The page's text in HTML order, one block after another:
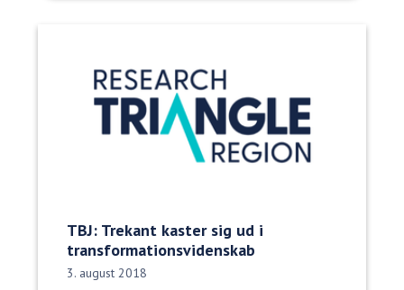
TBJ: Trekant kaster sig ud i
transformationsvidenskab
Udgivelsesdato:
3. august 2018